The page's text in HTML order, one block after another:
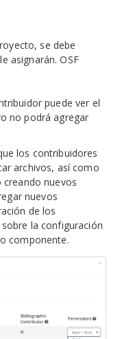
se debe
asignarán. OSF
puede ver el
no podrá agregar
los contribuidores
archivos, así como
nuevos
nuevos
de los
la configuración
componente.